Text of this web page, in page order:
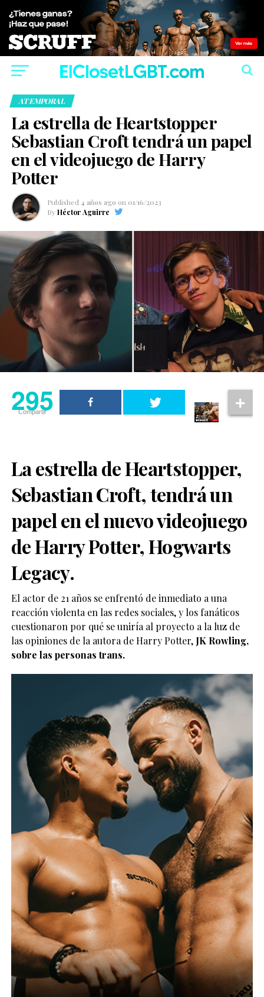
ATEMPORAL
La estrella de Heartstopper
Sebastian Croft tendrá un papel
en el videojuego de Harry
Potter
Published 4 años ago on 01/16/2023
By Héctor Aguirre
295
Compartir
La estrella de Heartstopper,
Sebastian Croft, tendrá un
papel en el nuevo videojuego
deHarry Potter, Hogwarts
Legacy.
El actor de 21 años se enfrentó de inmediato a una
reacción violenta en las redes sociales, y los fanáticos
cuestionaron por qué se uniría al proyecto a la luz de
las opiniones de la autora de Harry Potter, JK Rowling,
sobre las personas trans.